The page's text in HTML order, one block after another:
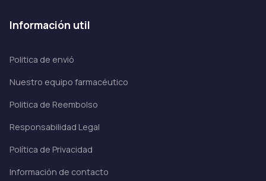
información util
Politica de envió
Nuestro equipo farmacéutico
Politica de Reembolso
Responsabilidad Legal
Política de Privacidad
Información de contacto